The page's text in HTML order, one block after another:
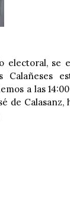
electoral, se
a las
de Calasanz,